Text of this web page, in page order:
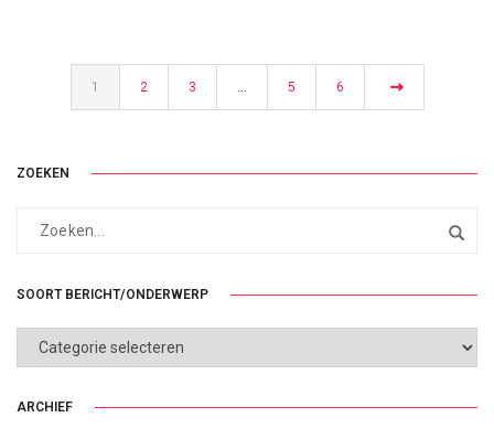
1 2 3 5 6
ZOEKEN
SOORT BERICHT/ONDERWERP
SOORT
BERICHT/ONDERWERP
ARCHIEF